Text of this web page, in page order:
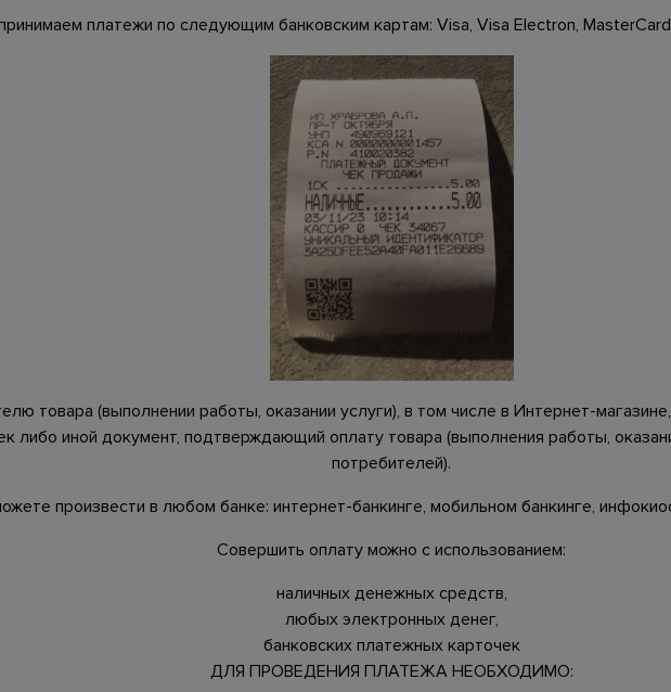
платежи по следующим банковским картам: Visa, Visa Electron,
товара (выполнении работы, оказании услуги), в том числе в Интернет-
либо иной документ, подтверждающий оплату товара (выполнения работы,
потребителей).
произвести в любом банке: интернет-банкинге, мобильном банкинге,
Совершить оплату можно с использованием:
наличных денежных средств,
любых электронных денег,
банковских платежных карточек
ДЛЯ ПРОВЕДЕНИЯ ПЛАТЕЖА НЕОБХОДИМО: